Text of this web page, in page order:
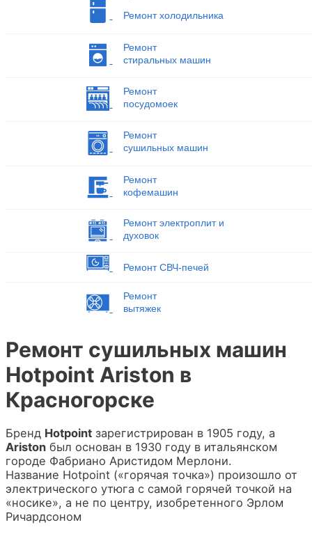
Ремонт холодильника
Ремонт
стиральных машин
Ремонт
посудомоек
Ремонт
сушильных машин
Ремонт
кофемашин
Ремонт электроплит и
духовок
Ремонт СВЧ-печей
Ремонт
вытяжек
Ремонт сушильных машин
Hotpoint Ariston в
Красногорске
Бренд Hotpoint зарегистрирован в 1905 году, а
Ariston был основан в 1930 году в итальянском
городе Фабриано Аристидом Мерлони.
Название Hotpoint («горячая точка») произошло от
электрического утюга с самой горячей точкой на
«носике», а не по центру, изобретенного Эрлом
Ричардсоном